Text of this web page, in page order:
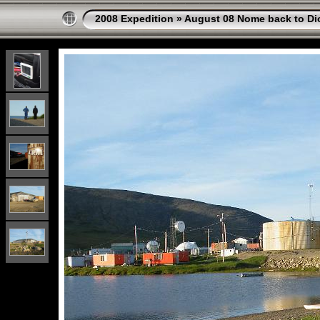
2008 Expedition »August 08 Nome back to